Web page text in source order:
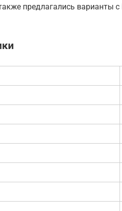
предлагались варианты